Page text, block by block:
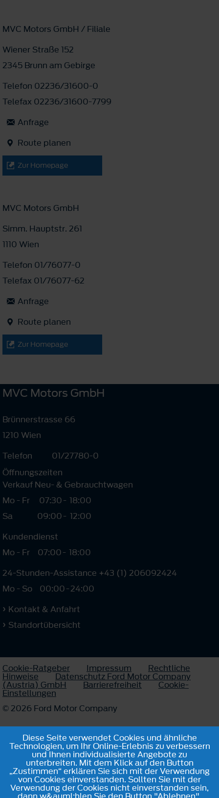
MVC Motors GmbH / Filiale
Wiener Straße 152
2345 Brunn am Gebirge
Telefon 02236/31600-0
Telefax 02236/31600-7799
Anfrage
Route planen
Zur Homepage
MVC Motors GmbH
Simm. Hauptstr. 261
1110 Wien
Telefon 01/76077-0
Telefax 01/76077-62
Anfrage
Route planen
Zur Homepage
MVC Motors GmbH
Brünnerstrasse 66
1210 Wien
Telefon
01/27780-0
Öffnungszeiten
Verkauf Neu- & Gebrauchtwagen
Mo - Fr
07:30- 18:00
Sa
09:00- 12:00
Kundendienst
Mo - Fr
07:00- 18:00
24-Stunden-Assistance +43 (1) 206092424
Mo - So
00:00-24:00
Kontakt & Anfahrt
Standortübersicht
Cookie-Ratgeber Impressum Rechtliche
Hinweise Datenschutz Ford Motor Company
(Austria) GmbH Barrierefreiheit Cookie-
Einstellungen
© 2026 Ford Motor Company
Diese Seite verwendet Cookies und ähnliche
Technologien, um Ihr Online-Erlebnis zu verbessern
und Ihnen individualisierte Angebote zu
unterbreiten. Mit dem Klick auf den Button
„Zustimmen“ erklären Sie sich mit der Verwendung
von Cookies einverstanden. Sollten Sie mit der
Verwendung der Cookies nicht einverstanden sein,